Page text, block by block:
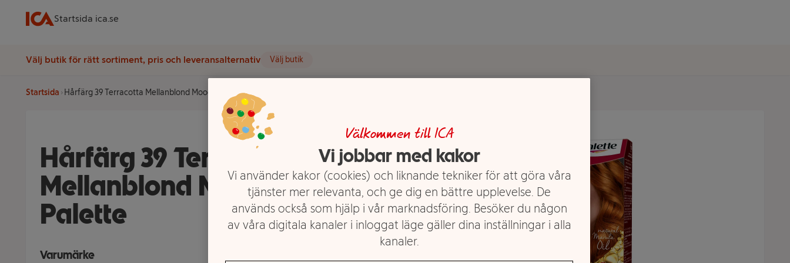
Startsida ica.se
Välj butik för rätt sortiment, pris och leveransalternativ Välj butik
Startsida Hårfärg 39 Terracotta Mellanblond Mood 1-p Palette
Hårfärg 39 Terracotta
Mellanblond Mood 1-p
Palette
Varumärke
Välkommen till ICA
Vi jobbar med kakor
Vi använder kakor (cookies) och liknande tekniker för att göra våra
tjänster mer relevanta, och ge dig en bättre upplevelse. De
används också som hjälp i vår marknadsföring. Besöker du någon
av våra digitala kanaler i inloggat läge gäller dina inställningar i alla
kanaler.